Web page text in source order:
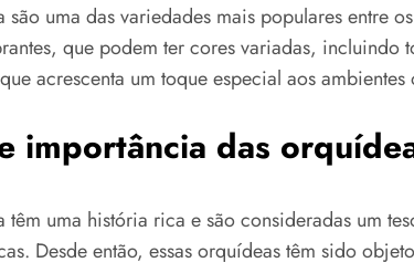
são uma das variedades mais populares entre
que podem ter cores variadas,
acrescenta um toque especial aos
importância das
têm uma história rica e são consideradas um
Desde então, essas orquídeas têm sido